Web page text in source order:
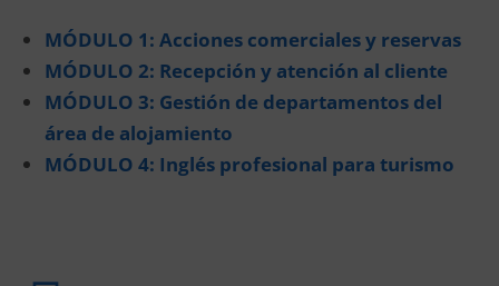
MÓDULO 1: Acciones comerciales y reservas
MÓDULO 2: Recepción y atención al cliente
MÓDULO 3: Gestión de departamentos del
área de alojamiento
MÓDULO 4: Inglés profesional para turismo